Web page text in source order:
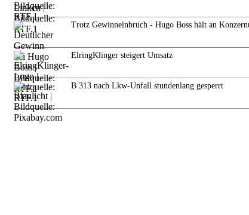
Trotz Gewinneinbruch - Hugo Boss hält an
ElringKlinger steigert Umsatz
B 313 nach Lkw-Unfall stundenlang gesperrt